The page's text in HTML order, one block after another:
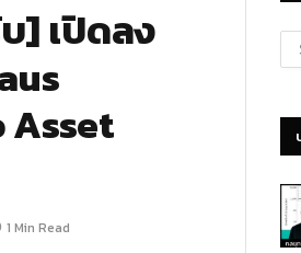
] เปิดลง
Asset
1 Min Read
ห
หมู่